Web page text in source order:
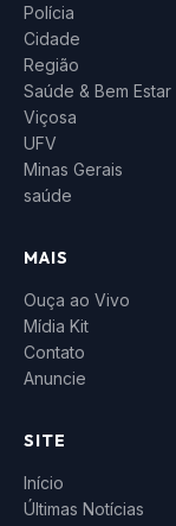
Polícia
Cidade
Região
Saúde & Bem Estar
Viçosa
UFV
Minas Gerais
saúde
MAIS
Ouça ao Vivo
Mídia Kit
Contato
Anuncie
SITE
Início
Últimas Notícias